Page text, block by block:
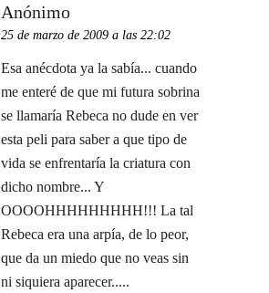
Anónimo
25 de marzo de 2009 a las 22:02
Esa anécdota ya la sabía... cuando
me enteré de que mi futura sobrina
se llamaría Rebeca no dude en ver
esta peli para saber a que tipo de
vida se enfrentaría la criatura con
dicho nombre... Y
OOOOHHHHHHHHH!!! La tal
Rebeca era una arpía, de lo peor,
que da un miedo que no veas sin
ni siquiera aparecer.....